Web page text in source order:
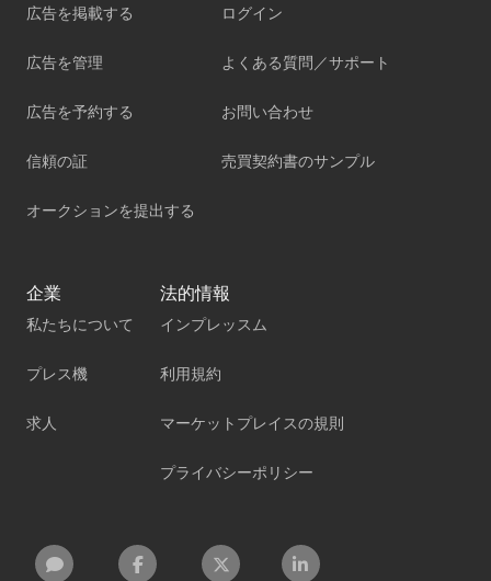
広告を掲載する
広告を管理
広告を予約する
信頼の証
オークションを提出する
ログイン
よくある質問／サポート
お問い合わせ
売買契約書のサンプル
企業
私たちについて
プレス機
求人
法的情報
インプレッスム
利用規約
マーケットプレイスの規則
プライバシーポリシー